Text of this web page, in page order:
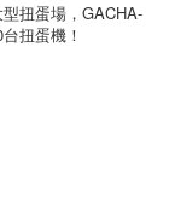
扭蛋場，GACHA-
扭蛋機！